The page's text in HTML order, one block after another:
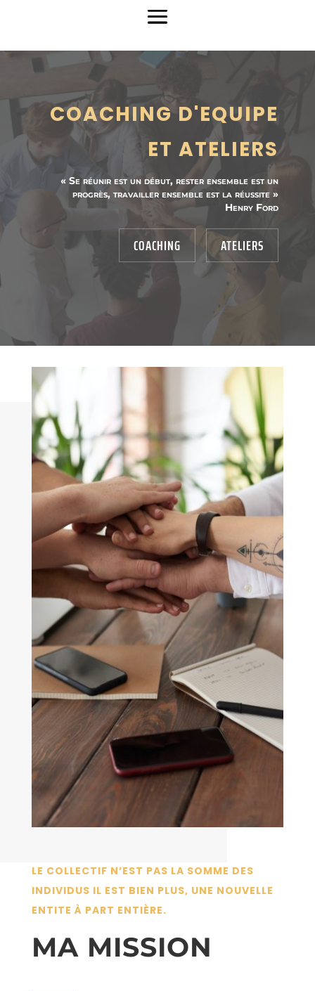
COACHING D'EQUIPE
ET ATELIERS
« Se réunir est un début, rester ensemble est un
progrès, travailler ensemble est la réussite »
Henry Ford
COACHING ATELIERS
LE COLLECTIF N’EST PAS LA SOMME DES
INDIVIDUS IL EST BIEN PLUS, UNE NOUVELLE
ENTITE À PART ENTIÈRE.
MA MISSION